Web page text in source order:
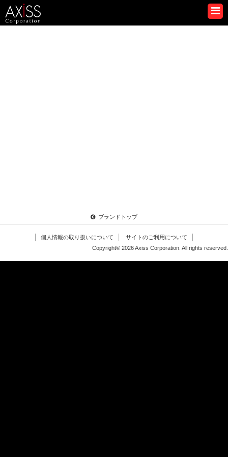
ブランドトップ
個人情報の取り扱いについて
サイトのご利用について
Copyright© 2026 Axiss Corporation. All rights reserved.